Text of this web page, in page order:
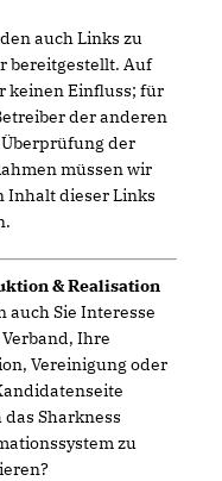
auch Links zu
bereitgestellt. Auf
keinen Einfluss; für
der anderen
der
müssen wir
Inhalt dieser Links
& Realisation
auch Sie Interesse
Ihre
Vereinigung oder
Sharkness
zu